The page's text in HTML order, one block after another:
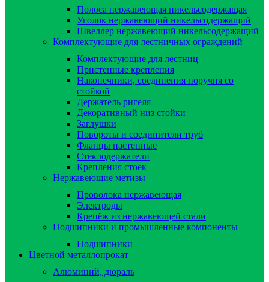
Полоса нержавеющая никельсодержащая
Уголок нержавеющий никельсодержащий
Швеллер нержавеющий никельсодержащий
Комплектующие для лестничных ограждений
Комплектующие для лестниц
Пристенные крепления
Наконечники, соединения поручня со
стойкой
Держатель ригеля
Декоративный низ стойки
Заглушки
Повороты и соединители труб
Фланцы настенные
Стеклодержатели
Крепления стоек
Нержавеющие метизы
Проволока нержавеющая
Электроды
Крепёж из нержавеющей стали
Подшипники и промышленные компоненты
Подшипники
Цветной металлопрокат
Алюминий, дюраль